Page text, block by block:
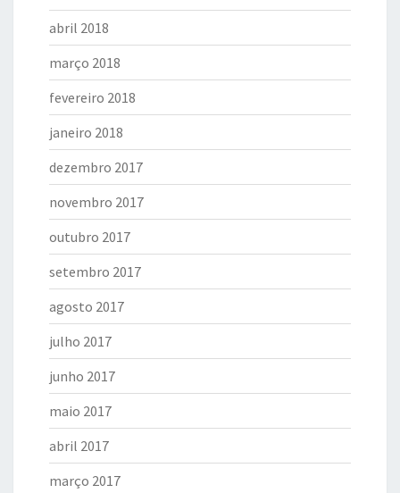
abril 2018
março 2018
fevereiro 2018
janeiro 2018
dezembro 2017
novembro 2017
outubro 2017
setembro 2017
agosto 2017
julho 2017
junho 2017
maio 2017
abril 2017
março 2017